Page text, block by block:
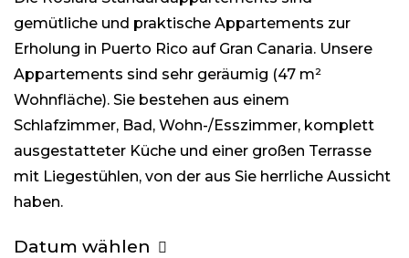
gemütliche und praktische Appartements zur
Erholung in Puerto Rico auf Gran Canaria. Unsere
Appartements sind sehr geräumig (47 m²
Wohnfläche). Sie bestehen aus einem
Schlafzimmer, Bad, Wohn-/Esszimmer, komplett
ausgestatteter Küche und einer großen Terrasse
mit Liegestühlen, von der aus Sie herrliche Aussicht
haben.
Datum wählen